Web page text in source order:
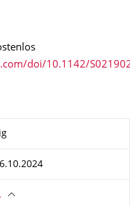
doi/10.1142/